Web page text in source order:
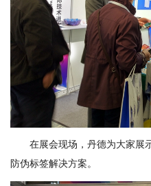
在展会现场，丹德为大家展
防伪标签解决方案。